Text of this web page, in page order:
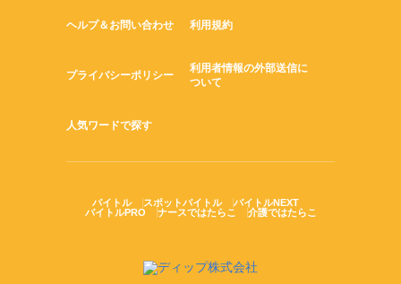
ヘルプ＆お問い合わせ 利用規約
プライバシーポリシー
利用者情報の外部送信に
ついて
人気ワードで探す
バイトル スポットバイトル
バイトルNEXT
バイトルPRO
ナースではたらこ 介護ではたらこ